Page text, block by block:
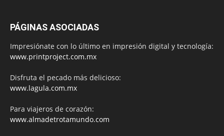
PÁGINAS ASOCIADAS
Impresiónate con lo último en impresión digital y tecnología:
www.printproject.com.mx
Disfruta el pecado más delicioso:
www.lagula.com.mx
Para viajeros de corazón:
www.almadetrotamundo.com